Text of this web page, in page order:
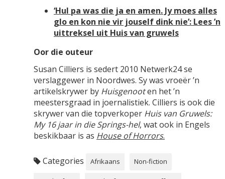
‘Hul pa was die ja en amen. Jy moes alles
glo en kon nie vir jouself dink nie’: Lees ’n
uittreksel uit Huis van gruwels
Oor die outeur
Susan Cilliers is sedert 2010 Netwerk24 se
verslaggewer in Noordwes. Sy was vroeër ’n
artikelskrywer by Huisgenooten het ’n
meestersgraad in joernalistiek. Cilliers is ook die
skrywer van die topverkoper Huis van Gruwels:
My 16 jaar in die Springs-hel, wat ook in Engels
beskikbaar is as House of Horrors.
Categories Afrikaans Non-fiction